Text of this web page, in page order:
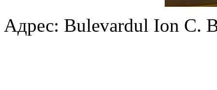
Адрес: Bulevardul Ion C.